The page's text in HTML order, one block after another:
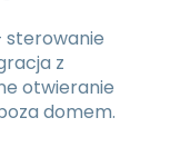
sterowanie
z
otwieranie